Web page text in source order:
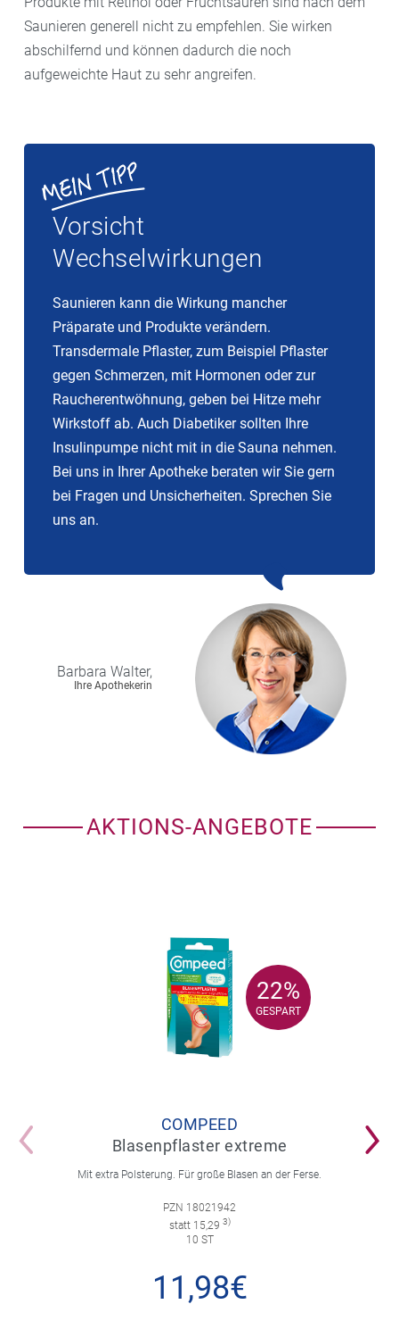
Saunieren generell nicht zu empfehlen. Sie wirken
abschilfernd und können dadurch die noch
aufgeweichte Haut zu sehr angreifen.
Vorsicht
Wechselwirkungen
Saunieren kann die Wirkung mancher
Präparate und Produkte verändern.
Transdermale Pflaster, zum Beispiel Pflaster
gegen Schmerzen, mit Hormonen oder zur
Raucherentwöhnung, geben bei Hitze mehr
Wirkstoff ab. Auch Diabetiker sollten Ihre
Insulinpumpe nicht mit in die Sauna nehmen.
Bei uns in Ihrer Apotheke beraten wir Sie gern
bei Fragen und Unsicherheiten. Sprechen Sie
uns an.
Barbara Walter,
Ihre Apothekerin
AKTIONS-ANGEBOTE
22%
GESPART
22%
GESPART
COMPEED
Blasenpflaster extreme
Mit extra Polsterung. Für große Blasen an der Ferse.
PZN 18021942
statt 15,29 3)
10 ST
11,98€